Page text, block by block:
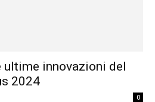
ultime innovazioni del
2024
0